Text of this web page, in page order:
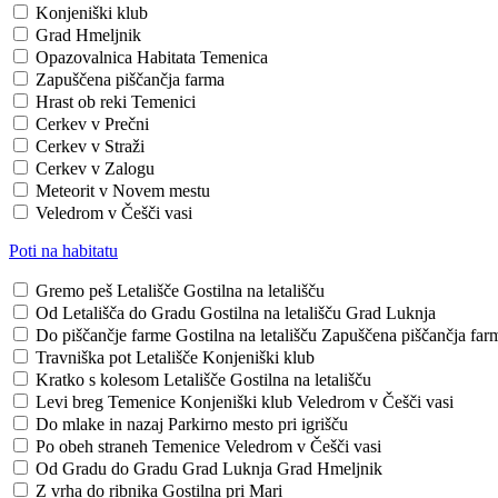
Konjeniški klub
Grad Hmeljnik
Opazovalnica Habitata Temenica
Zapuščena piščančja farma
Hrast ob reki Temenici
Cerkev v Prečni
Cerkev v Straži
Cerkev v Zalogu
Meteorit v Novem mestu
Veledrom v Češči vasi
Poti na habitatu
Gremo peš Letališče Gostilna na letališču
Od Letališča do Gradu Gostilna na letališču Grad Luknja
Do piščančje farme Gostilna na letališču Zapuščena piščančja
Travniška pot Letališče Konjeniški klub
Kratko s kolesom Letališče Gostilna na letališču
Levi breg Temenice Konjeniški klub Veledrom v Češči vasi
Do mlake in nazaj Parkirno mesto pri igrišču
Po obeh straneh Temenice Veledrom v Češči vasi
Od Gradu do Gradu Grad Luknja Grad Hmeljnik
Z vrha do ribnika Gostilna pri Mari